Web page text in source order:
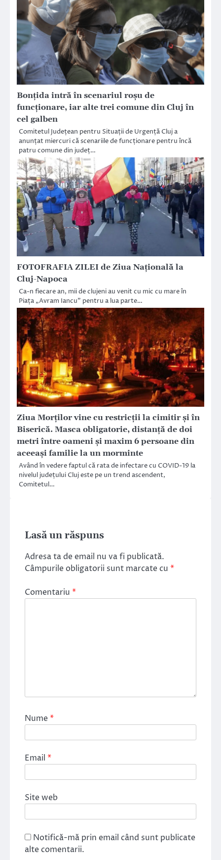
Bonțida intră în scenariul roșu de
funcționare, iar alte trei comune din Cluj în
cel galben
Comitetul Județean pentru Situații de Urgență Cluj a
anunțat miercuri că scenariile de funcționare pentru încă
patru comune din județ…
FOTOFRAFIA ZILEI de Ziua Națională la
Cluj-Napoca
Ca-n fiecare an, mii de clujeni au venit cu mic cu mare în
Piața „Avram Iancu” pentru a lua parte…
Ziua Morților vine cu restricții la cimitir și în
Biserică. Masca obligatorie, distanță de doi
metri între oameni și maxim 6 persoane din
aceeași familie la un morminte
Având în vedere faptul că rata de infectare cu COVID-19 la
nivelul județului Cluj este pe un trend ascendent,
Comitetul…
Lasă un răspuns
Adresa ta de email nu va fi publicată.
Câmpurile obligatorii sunt marcate cu *
Comentariu *
Nume*
Email *
Site web
Notifică-mă prin email când sunt publicate
alte comentarii.